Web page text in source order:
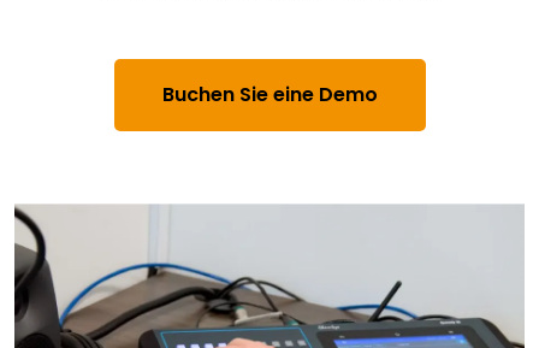
Buchen Sie eine Demo